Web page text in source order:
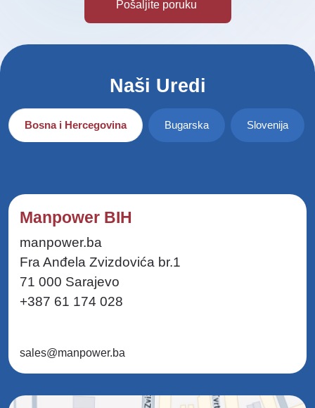
Naši Uredi
Bosna i Hercegovina Bugarska Slovenija
Manpower BIH
manpower.ba
Fra Anđela Zvizdovića br.1
71 000 Sarajevo
+387 61 174 028
sales@manpower.ba